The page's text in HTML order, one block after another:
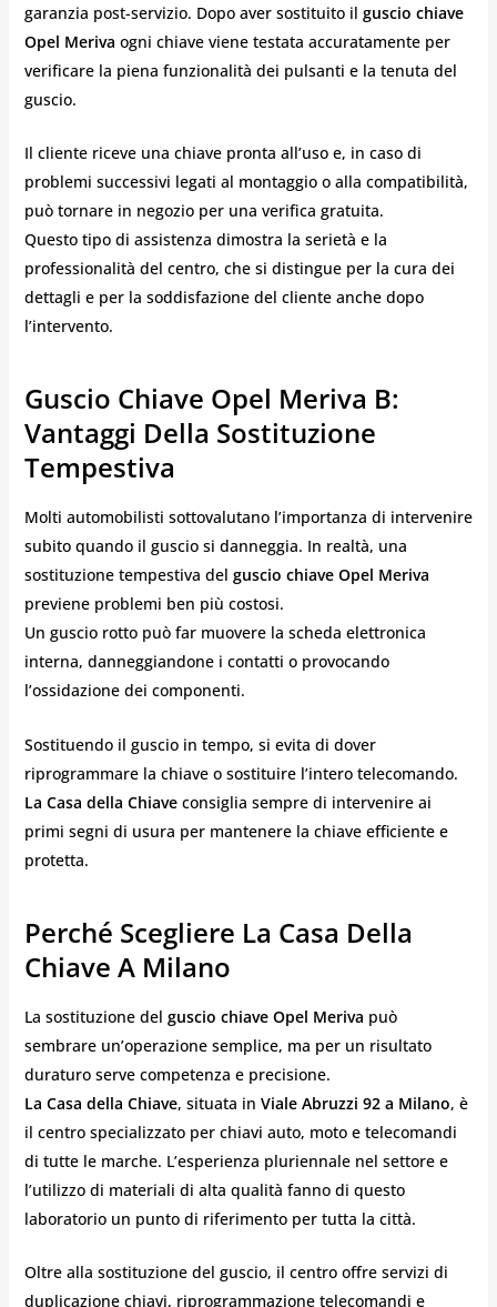
garanzia post-servizio. Dopo aver sostituito il guscio chiave
Opel Meriva ogni chiave viene testata accuratamente per
verificare la piena funzionalità dei pulsanti e la tenuta del
guscio.
Il cliente riceve una chiave pronta all’uso e, in caso di
problemi successivi legati al montaggio o alla compatibilità,
può tornare in negozio per una verifica gratuita.
Questo tipo di assistenza dimostra la serietà e la
professionalità del centro, che si distingue per la cura dei
dettagli e per la soddisfazione del cliente anche dopo
l’intervento.
Guscio Chiave Opel Meriva B:
Vantaggi Della Sostituzione
Tempestiva
Molti automobilisti sottovalutano l’importanza di intervenire
subito quando il guscio si danneggia. In realtà, una
sostituzione tempestiva del guscio chiave Opel Meriva
previene problemi ben più costosi.
Un guscio rotto può far muovere la scheda elettronica
interna, danneggiandone i contatti o provocando
l’ossidazione dei componenti.
Sostituendo il guscio in tempo, si evita di dover
riprogrammare la chiave o sostituire l’intero telecomando.
La Casa della Chiaveconsiglia sempre di intervenire ai
primi segni di usura per mantenere la chiave efficiente e
protetta.
Perché Scegliere La Casa Della
Chiave A Milano
La sostituzione del guscio chiave Opel Meriva può
sembrare un’operazione semplice, ma per un risultato
duraturo serve competenza e precisione.
La Casa della Chiave, situata in Viale Abruzzi 92 a Milano, è
il centro specializzato per chiavi auto, moto e telecomandi
di tutte le marche. L’esperienza pluriennale nel settore e
l’utilizzo di materiali di alta qualità fanno di questo
laboratorio un punto di riferimento per tutta la città.
Oltre alla sostituzione del guscio, il centro offre servizi di
duplicazione chiavi, riprogrammazione telecomandi e